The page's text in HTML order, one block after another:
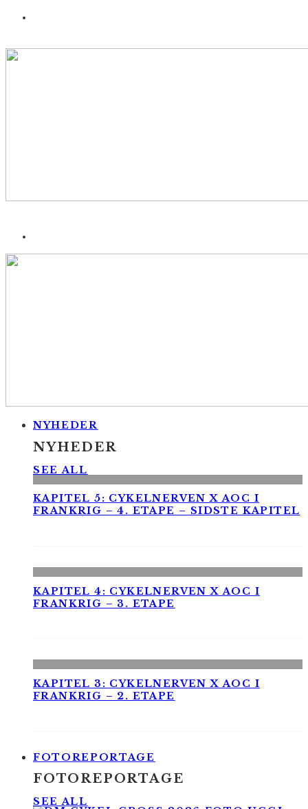
NYHEDER
NYHEDER
SEE ALL
KAPITEL 5: CYKELNERVEN X AOC I
FRANKRIG – 4. ETAPE – SIDSTE KAPITEL
KAPITEL 4: CYKELNERVEN X AOC I
FRANKRIG – 3. ETAPE
KAPITEL 3: CYKELNERVEN X AOC I
FRANKRIG – 2. ETAPE
FOTOREPORTAGE
FOTOREPORTAGE
SEE ALL